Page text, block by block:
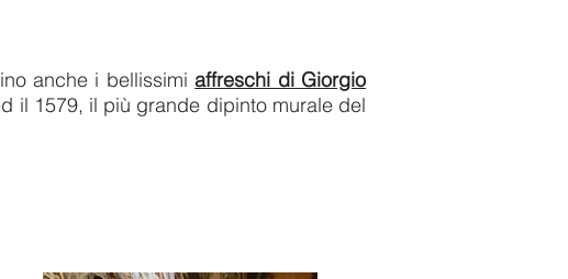
anche i bellissimiaffreschi di Giorgio
il 1579, il più grande dipinto murale del